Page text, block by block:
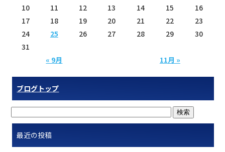
« 9月 11月 »
10
11 12 13 14 15
16
17
18 19 20 21 22
23
24
25 26 27 28 29
30
31
ブログトップ
最近の投稿